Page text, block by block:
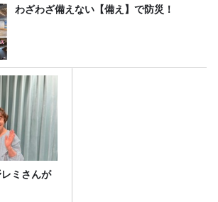
わざわざ備えない【備え】で防災！
ミさんが